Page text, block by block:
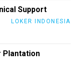
Support
LOKER INDONESIA
Plantation